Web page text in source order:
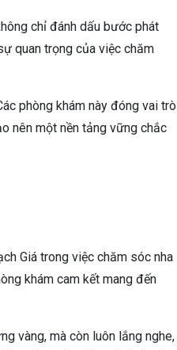
chỉ đánh dấu bước phát
quan trọng của việc chăm
phòng khám này đóng vai trò
nên một nền tảng vững chắc
Giá trong việc chăm sóc nha
khám cam kết mang đến
vàng, mà còn luôn lắng nghe,